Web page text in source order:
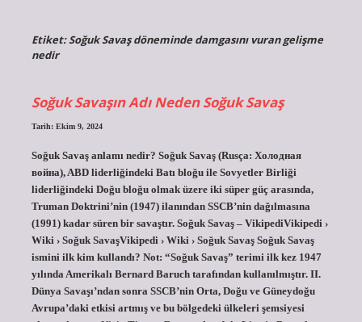
Etiket:Soğuk Savaş döneminde damgasını vuran gelişme
nedir
Soğuk Savaşın Adı Neden Soğuk Savaş
Tarih: Ekim 9, 2024
Soğuk Savaş anlamı nedir? Soğuk Savaş (Rusça: Холодная
война), ABD liderliğindeki Batı bloğu ile Sovyetler Birliği
liderliğindeki Doğu bloğu olmak üzere iki süper güç arasında,
Truman Doktrini’nin (1947) ilanından SSCB’nin dağılmasına
(1991) kadar süren bir savaştır. Soğuk Savaş – VikipediVikipedi ›
Wiki › Soğuk SavaşVikipedi › Wiki › Soğuk Savaş Soğuk Savaş
ismini ilk kim kullandı? Not: “Soğuk Savaş” terimi ilk kez 1947
yılında Amerikalı Bernard Baruch tarafından kullanılmıştır. II.
Dünya Savaşı’ndan sonra SSCB’nin Orta, Doğu ve Güneydoğu
Avrupa’daki etkisi artmış ve bu bölgedeki ülkeleri şemsiyesi